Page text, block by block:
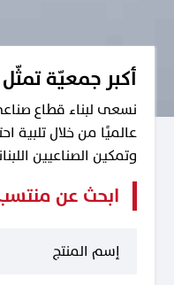
أكبر جمعيّة تمثّل
نسعى لبناء قطاع
عالميًا من خلال تلبية
وتمكين الصناعيين
ابحث عن